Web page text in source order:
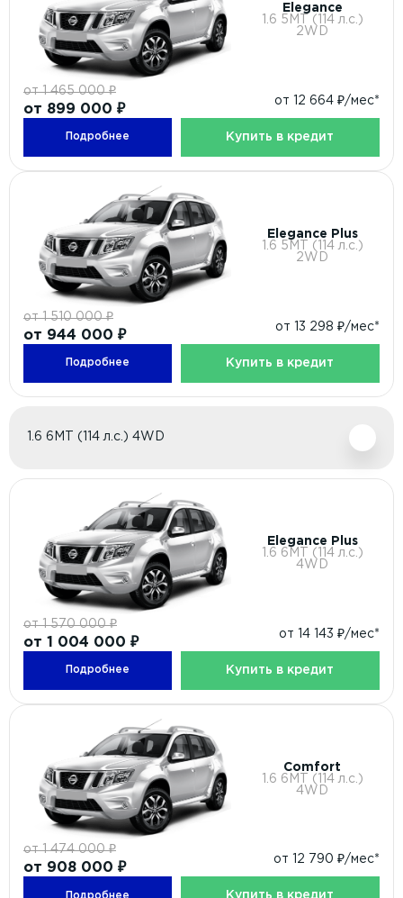
Elegance
1.6 5МТ (114 л.с.)
2WD
от 1 465 000 ₽
от 899 000 ₽
от 12 664 ₽/мес*
Подробнее Купить в кредит
Elegance Plus
1.6 5МТ (114 л.с.)
2WD
от 1 510 000 ₽
от 944 000 ₽
от 13 298 ₽/мес*
Подробнее Купить в кредит
1.6 6МТ (114 л.с.) 4WD
Elegance Plus
1.6 6МТ (114 л.с.)
4WD
от 1 570 000 ₽
от 1 004 000 ₽
от 14 143 ₽/мес*
Подробнее Купить в кредит
Comfort
1.6 6МТ (114 л.с.)
4WD
от 1 474 000 ₽
от 908 000 ₽
от 12 790 ₽/мес*
Подробнее Купить в кредит